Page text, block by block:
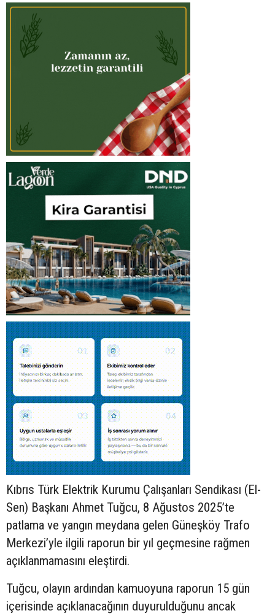
Kıbrıs Türk Elektrik Kurumu Çalışanları Sendikası (El-
Sen) Başkanı Ahmet Tuğcu, 8 Ağustos 2025’te
patlama ve yangın meydana gelen Güneşköy Trafo
Merkezi’yle ilgili raporun bir yıl geçmesine rağmen
açıklanmamasını eleştirdi.
Tuğcu, olayın ardından kamuoyuna raporun 15 gün
içerisinde açıklanacağının duyurulduğunu ancak